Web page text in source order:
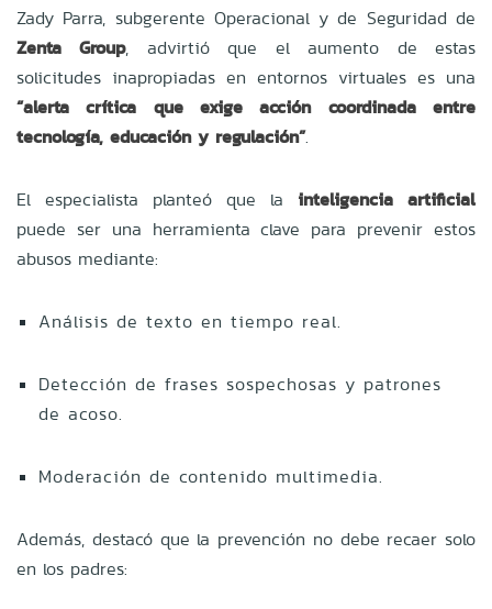
Zady Parra, subgerente Operacional y de Seguridad de
Zenta Group, advirtió que el aumento de estas
solicitudes inapropiadas en entornos virtuales es una
“alerta crítica que exige acción coordinada entre
tecnología, educación y regulación”.
El especialista planteó que la inteligencia artificial
puede ser una herramienta clave para prevenir estos
abusos mediante:
Análisis de texto en tiempo real.
Detección de frases sospechosas y patrones
de acoso.
Moderación de contenido multimedia.
Además, destacó que la prevención no debe recaer solo
en los padres: